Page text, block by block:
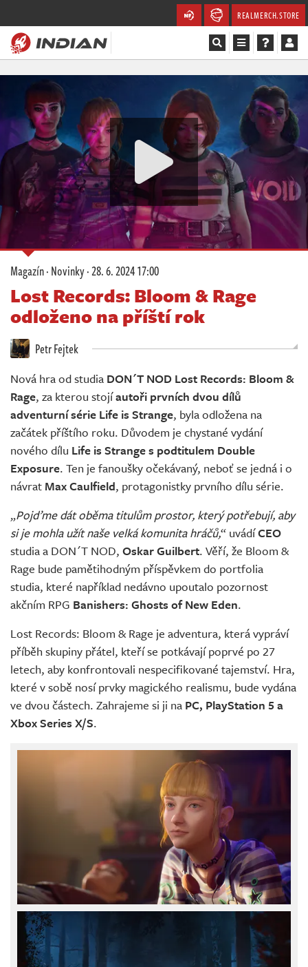
REALMERCH.STORE
Magazín
Recenze
Videa
Soutěže
Databáze
Komunita
Redakce
Živě
Magazín·Novinky·28. 6. 2024 17:00
Lost Records: Bloom & Rage
odloženo na příští rok
Petr Fejtek
Nová hra od studia DON´T NOD Lost Records: Bloom &
Rage, za kterou stojíautoři prvních dvou dílů
adventurní série Life is Strange, byla odložena na
začátek příštího roku. Důvodem je chystané vydání
nového dílu Life is Strange s podtitulem Double
Exposure. Ten je fanoušky očekávaný, neboť se jedná i o
návrat Max Caulfield, protagonistky prvního dílu série.
„Pojďme dát oběma titulům prostor, který potřebují, aby
si je mohla užít naše velká komunita hráčů,“ uvádíCEO
studia a DON´T NOD, Oskar Guilbert. Věří, že Bloom &
Rage bude pamětihodným příspěvkem do portfolia
studia, které například nedávno upoutalo pozornost
akčním RPG Banishers: Ghosts of New Eden.
Lost Records: Bloom & Rage je adventura, která vypráví
příběh skupiny přátel, kteří se potkávají poprvé po 27
letech, aby konfrontovali nespecifikované tajemství. Hra,
které v sobě nosí prvky magického realismu, bude vydána
ve dvou částech. Zahrajeme si ji na PC, PlayStation 5 a
Xbox Series X/S.